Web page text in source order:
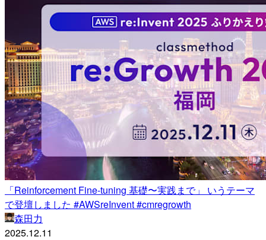
「Reinforcement Fine-tuning 基礎〜実践まで」 いうテーマ
で登壇しました #AWSreInvent #cmregrowth
森田力
2025.12.11